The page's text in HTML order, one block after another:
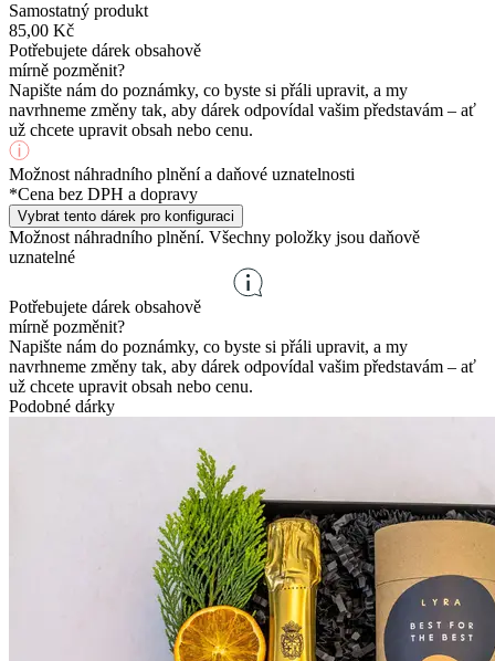
Samostatný produkt
85,00 Kč
Potřebujete dárek obsahově
mírně pozměnit?
Napište nám do poznámky, co byste si přáli upravit, a my
navrhneme změny tak, aby dárek odpovídal vašim představám – ať
už chcete upravit obsah nebo cenu.
Možnost náhradního plnění a daňové uznatelnosti
*Cena bez DPH a dopravy
Vybrat tento dárek pro konfiguraci
Možnost náhradního plnění. Všechny položky jsou daňově
uznatelné
Potřebujete dárek obsahově
mírně pozměnit?
Napište nám do poznámky, co byste si přáli upravit, a my
navrhneme změny tak, aby dárek odpovídal vašim představám – ať
už chcete upravit obsah nebo cenu.
Podobné dárky